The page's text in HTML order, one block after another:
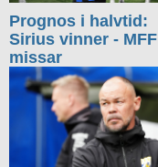
Prognos i halvtid:
Sirius vinner - MFF
missar